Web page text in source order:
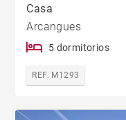
Casa
Arcangues
5 dormitorios
REF. M1293